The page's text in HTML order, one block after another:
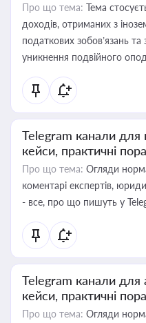
Про що тема: Тема
доходів, отриманих з
податкових зобов’язань
уникнення подвійного
Telegram канали для
кейси, практичні
Про що тема: Огляди
коментарі експертів,
- все, про що пишуть у
Telegram канали для
кейси, практичні
Про що тема: Огляди